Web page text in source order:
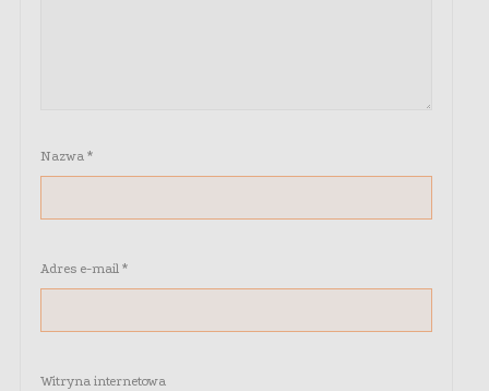
Nazwa *
Adres e-mail *
Witryna internetowa